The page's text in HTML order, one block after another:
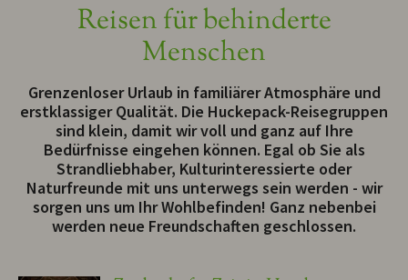
Reisen für behinderte
Menschen
Grenzenloser Urlaub in familiärer Atmosphäre und
erstklassiger Qualität. Die Huckepack-Reisegruppen
sind klein, damit wir voll und ganz auf Ihre
Bedürfnisse eingehen können. Egal ob Sie als
Strandliebhaber, Kulturinteressierte oder
Naturfreunde mit uns unterwegs sein werden - wir
sorgen uns um Ihr Wohlbefinden! Ganz nebenbei
werden neue Freundschaften geschlossen.